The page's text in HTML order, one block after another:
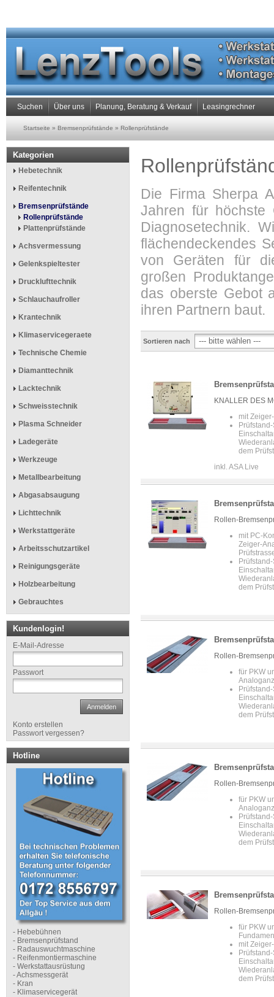
Suchen Über uns Planung, Beratung & Verkauf Leasingrechner
Startseite » Bremsenprüfstände » Rollenprüfstände
Die Firma Sherpa
Jahren für höchste
Diagnosetechnik.
flächendeckendes
von Geräten für
großen
das oberste Gebot
ihren Partnern baut.
Sortieren nach
KNALLER DES
mit
dem
inkl. ASA Live
Rollen-
mit PC-
Zeiger-
dem
Rollen-
für PKW
dem
Rollen-
für PKW
dem
Rollen-
für PKW
mit
dem
Kategorien
Hebetechnik
Reifentechnik
Bremsenprüfstände
Rollenprüfstände
Plattenprüfstände
Achsvermessung
Gelenkspieltester
Drucklufttechnik
Schlauchaufroller
Krantechnik
Klimaservicegeraete
Technische Chemie
Diamanttechnik
Lacktechnik
Schweisstechnik
Plasma Schneider
Ladegeräte
Werkzeuge
Metallbearbeitung
Abgasabsaugung
Lichttechnik
Werkstattgeräte
Arbeitsschutzartikel
Reinigungsgeräte
Holzbearbeitung
Gebrauchtes
Kundenlogin!
E-Mail-Adresse
Passwort
Anmelden
Konto erstellen
Passwort vergessen?
Hotline
- Hebebühnen
- Bremsenprüfstand
- Radauswuchtmaschine
- Reifenmontiermaschine
- Werkstattausrüstung
- Achsmessgerät
- Kran
- Klimaservicegerät